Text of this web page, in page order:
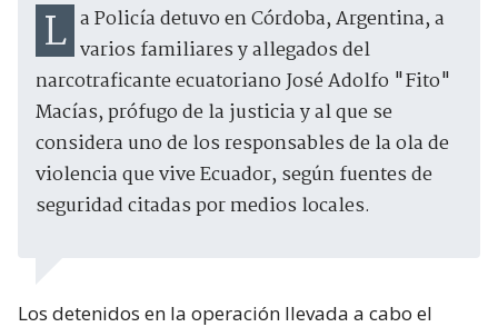
La Policía detuvo en Córdoba, Argentina, a varios familiares y allegados del
narcotraficante ecuatoriano José Adolfo "Fito"
Macías, prófugo de la justicia y al que se
considera uno de los responsables de la ola de
violencia que vive Ecuador, según fuentes de
seguridad citadas por medios locales.
Los detenidos en la operación llevada a cabo el